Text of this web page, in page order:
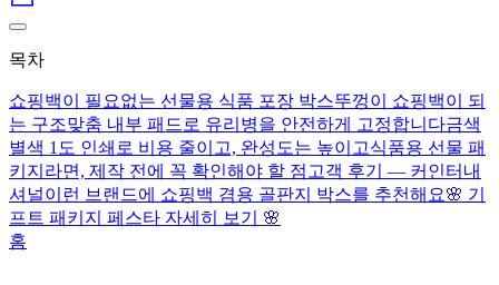
목차
쇼핑백이 필요없는 선물용 식품 포장 박스뚜껑이 쇼핑백이 되
는 구조맞춤 내부 패드로 유리병을 안전하게 고정합니다금색
별색 1도 인쇄로 비용 줄이고, 완성도는 높이고식품용 선물 패
키지라면, 제작 전에 꼭 확인해야 할 점 고객 후기 — 커인터내
셔널이런 브랜드에 쇼핑백 겸용 골판지 박스를 추천해요🌸 기
프트 패키지 페스타 자세히 보기 🌸
홈